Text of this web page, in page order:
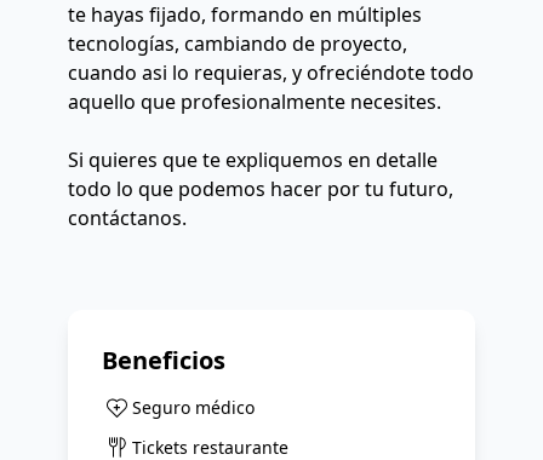
te hayas fijado, formando en múltiples
tecnologías, cambiando de proyecto,
cuando asi lo requieras, y ofreciéndote todo
aquello que profesionalmente necesites.
Si quieres que te expliquemos en detalle
todo lo que podemos hacer por tu futuro,
contáctanos.
Beneficios
Seguro médico
Tickets restaurante